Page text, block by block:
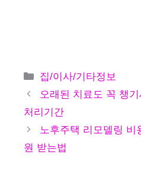
카
테
리
집/이사/기타정보
오래된 치료도 꼭 챙
처리기간
노후주택 리모델링 비
원 받는법